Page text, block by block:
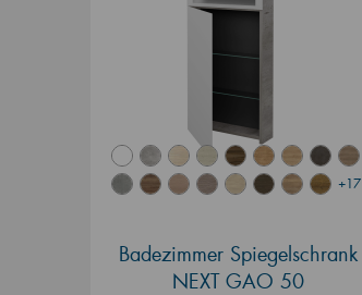
+17
Badezimmer Spiegelschrank
NEXT GAO 50